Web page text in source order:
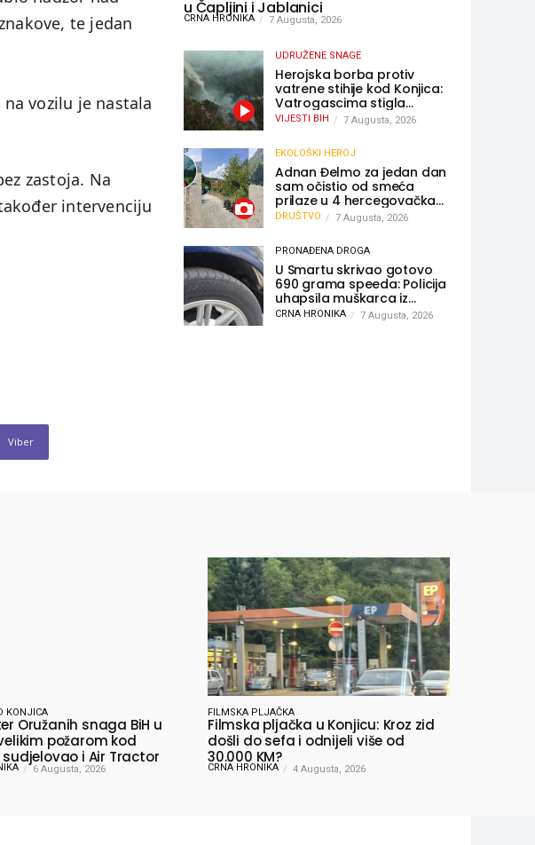
te jedan
vozilu je nastala
zastoja. Na
intervenciju
Viber
u Čapljini i Jablanici
CRNA HRONIKA 7 Augusta, 2026
UDRUŽENE SNAGE
Herojska borba protiv
vatrene stihije kod Konjica:
Vatrogascima stigla
pomoć iz Sarajeva,
helikopteri i Air Tractori
udružili snage
VIJESTI BIH 7 Augusta, 2026
EKOLOŠKI HEROJ
Adnan Đelmo za jedan dan
sam očistio od smeća
prilaze u 4 hercegovačka
grada: “Danas nisam čistio
samo smeće, čistio sam
sliku o nama”
DRUŠTVO 7 Augusta, 2026
PRONAĐENA DROGA
U Smartu skrivao gotovo
690 grama speeda: Policija
uhapsila muškarca iz
Hercegovine
CRNA HRONIKA 7 Augusta, 2026
KONJICA
Oružanih snaga BiH u
požarom kod
sudjelovao i Air Tractor
6 Augusta, 2026
FILMSKA PLJAČKA
Filmska pljačka u Konjicu: Kroz zid
došli do sefa i odnijeli više od
30.000 KM?
CRNA HRONIKA 4 Augusta, 2026